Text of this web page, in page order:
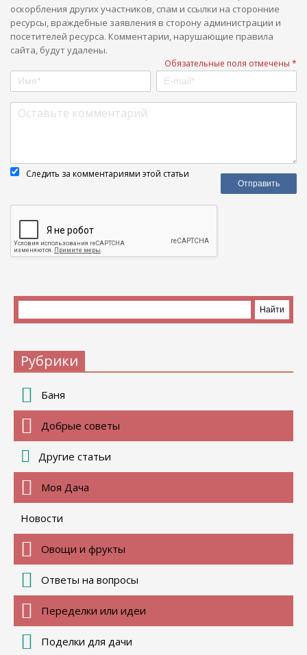
оскорбления других участников, спам и ссылки на сторонние
ресурсы, враждебные заявления в сторону администрации и
посетителей ресурса. Комментарии, нарушающие правила
сайта, будут удалены.
Обязательные поля отмечены *
Следить за комментариями этой статьи
Рубрики
Баня
Добрые советы
Другие статьи
Моя Дача
Новости
Овощи и фрукты
Ответы на вопросы
Переделки или идеи
Поделки для дачи